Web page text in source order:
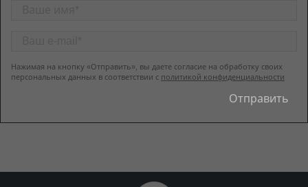
Нажимая на кнопку «Отправить», вы даете согласие на обработку своих
персональных данных в соответствии с политикой конфиденциальности